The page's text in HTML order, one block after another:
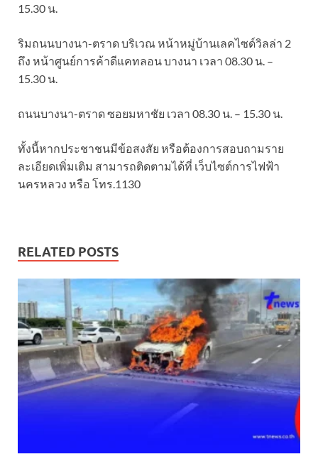
15.30 น.
ริมถนนบางนา-ตราด บริเวณ หน้าหมู่บ้านเลคไซด์วิลล่า 2
ถึง หน้าศูนย์การค้าดีแคทลอน บางนา เวลา 08.30 น. –
15.30 น.
ถนนบางนา-ตราด ซอยมหาชัย เวลา 08.30 น. – 15.30 น.
ทั้งนี้หากประชาชนมีข้อสงสัย หรือต้องการสอบถามราย
ละเอียดเพิ่มเติม สามารถติดตามได้ที่ เว็บไซต์การไฟฟ้า
นครหลวง หรือ โทร.1130
RELATED POSTS